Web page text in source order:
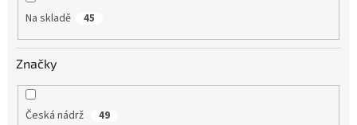
Na skladě 45
Značky
Česká nádrž 49